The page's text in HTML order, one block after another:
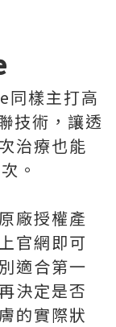
樣主打高
技術，讓透
治療也能
。
廠授權產
官網即可
適合第一
決定是否
的實際狀